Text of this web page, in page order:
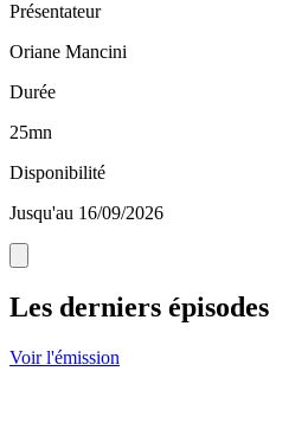
Présentateur
Oriane Mancini
Durée
25mn
Disponibilité
Jusqu'au 16/09/2026
Les derniers épisodes
Voir l'émission